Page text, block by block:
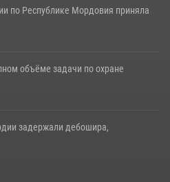
по Республике Мордовия приняла
объёме задачи по охране
задержали дебошира,